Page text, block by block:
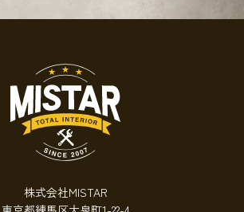
株式会社MISTAR